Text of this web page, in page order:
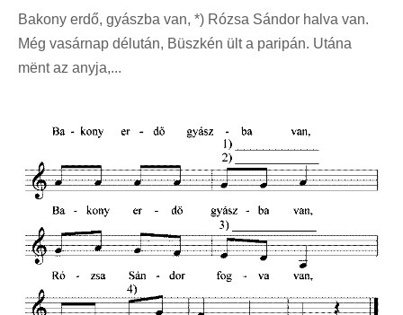
Bakony erdő, gyászba van, *) Rózsa Sándor halva van.
Még vasárnap délután, Büszkén ült a paripán. Utána
mënt az anyja,...